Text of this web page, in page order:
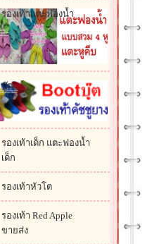
รองเท้าแตะฟองน้ำ
บู๊ต
รองเท้าเด็ก แตะฟองน้ำ
เด็ก
รองเท้าหัวโต
รองเท้า Red Apple
ขายส่ง